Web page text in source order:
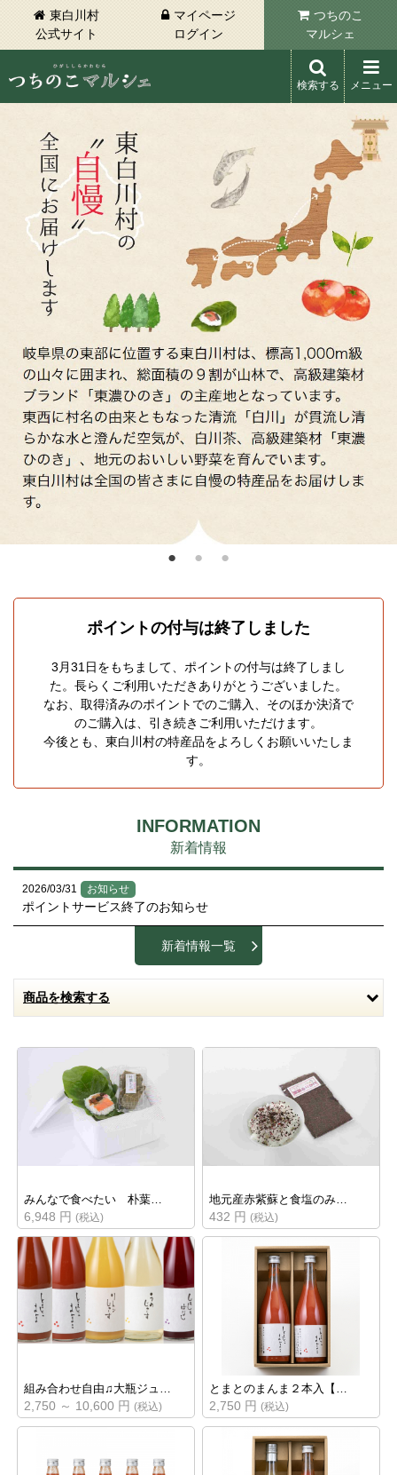
東白川村
公式サイト
マイページ
ログイン
つちのこ
マルシェ
検索する メニュー
ポイントの付与は終了しました
3月31日をもちまして、ポイントの付与は終了しまし
た。 長らくご利用いただきありがとうございました。
なお、取得済みのポイントでのご購入、そのほか決済で
のご購入は、 引き続きご利用いただけます。
今後とも、東白川村の特産品をよろしくお願いいたしま
す。
INFORMATION
新着情報
2026/03/31 お知らせ
ポイントサービス終了のお知らせ
新着情報一覧
商品を検索する
みんなで食べたい 朴葉…
6,948 円(税込)
地元産赤紫蘇と食塩のみ…
432 円(税込)
組み合わせ自由♫大瓶ジュ…
2,750 ～ 10,600 円(税込)
とまとのまんま２本入【…
2,750 円(税込)